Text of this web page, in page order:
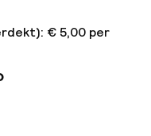
€ 5,00 per